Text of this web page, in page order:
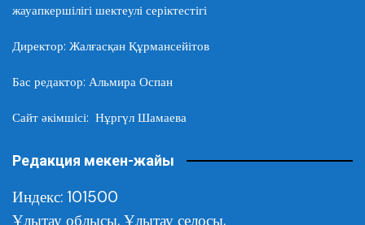
жауапкершілігі шектеулі серіктестігі
Директор: Жалғасқан Құрмансейітов
Бас редактор: Альмира Оспан
Сайт әкімшісі: Нұргүл Шамаева
Редакция мекен-жайы
Индекс: 101500
Ұлытау облысы, Ұлытау селосы,